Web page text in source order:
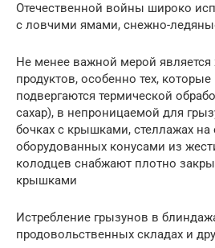
Отечественной войны широко
с ловчими ямами, снежно-
Не менее важной мерой
продуктов, особенно тех,
подвергаются термической
сахар), в непроницаемой для
бочках с крышками, стеллажах на
оборудованных конусами из
колодцев снабжают плотно
крышками
Истребление грызунов в
продовольственных складах и